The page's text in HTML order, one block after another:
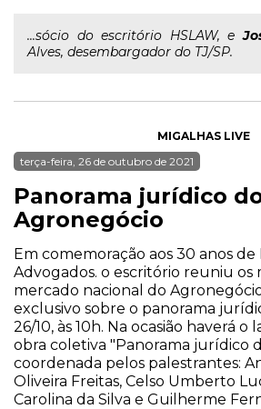
...sócio do escritório HSLAW, e
Alves, desembargador do TJ/SP.
MIGALHAS LIVE
terça-feira, 26 de outubro de 2021
Panorama jurídico
Agronegócio
Em comemoração aos 30 anos de
Advogados. o escritório reuniu os
mercado nacional do
exclusivo sobre o panorama
26/10, às 10h. Na ocasião haverá
obra coletiva "Panorama jurídico
coordenada pelos palestrantes:
Oliveira Freitas, Celso Umberto
Carolina da Silva e Guilherme